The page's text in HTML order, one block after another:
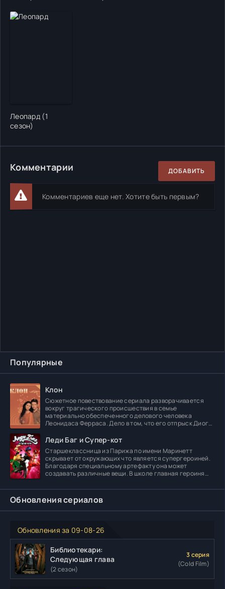
Популярные
Клон
Сюжетное повествование сериала разворачивается
вокруг трагического происшествия в семье
материально обеспеченного делового человека
Леонидаса Ферраса. Дело в том, что его отпрыск Диога
Леди Баг и Супер-кот
Старшеклассница из Парижа по имени Маринетт
скрывает от окружающих что является супергероиней.
Благодаря специальному артефакту она может
создавать различные вещи. В школе главная героиня
Обновления сериалов
Обновления за 09-08-26
Библиотекари:
Следующая глава
(2 сезон)
3 серия
(Cold Film)
Леопард (1
сезон)
Комментарии ДОБАВИТЬ
Комментариев еще нет. Хотите быть первым?